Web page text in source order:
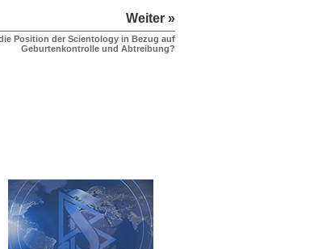
Weiter »
Position der Scientology in Bezug auf
Geburtenkontrolle und Abtreibung?